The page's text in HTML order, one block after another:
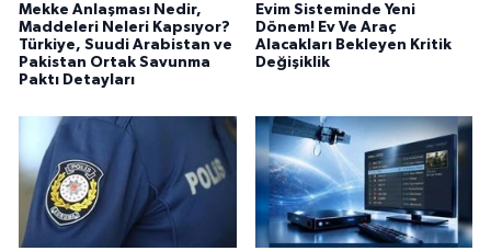
Mekke Anlaşması Nedir,
Maddeleri Neleri Kapsıyor?
Türkiye, Suudi Arabistan ve
Pakistan Ortak Savunma
Paktı Detayları
Evim Sisteminde Yeni
Dönem! Ev Ve Araç
Alacakları Bekleyen Kritik
Değişiklik